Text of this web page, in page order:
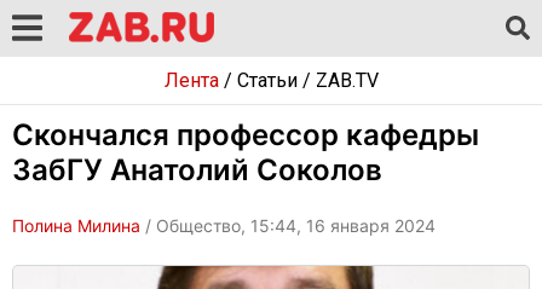
Лента/ Статьи/ ZAB.TV
Скончался профессор кафедры
ЗабГУ Анатолий Соколов
Полина Милина / Общество, 15:44, 16 января 2024